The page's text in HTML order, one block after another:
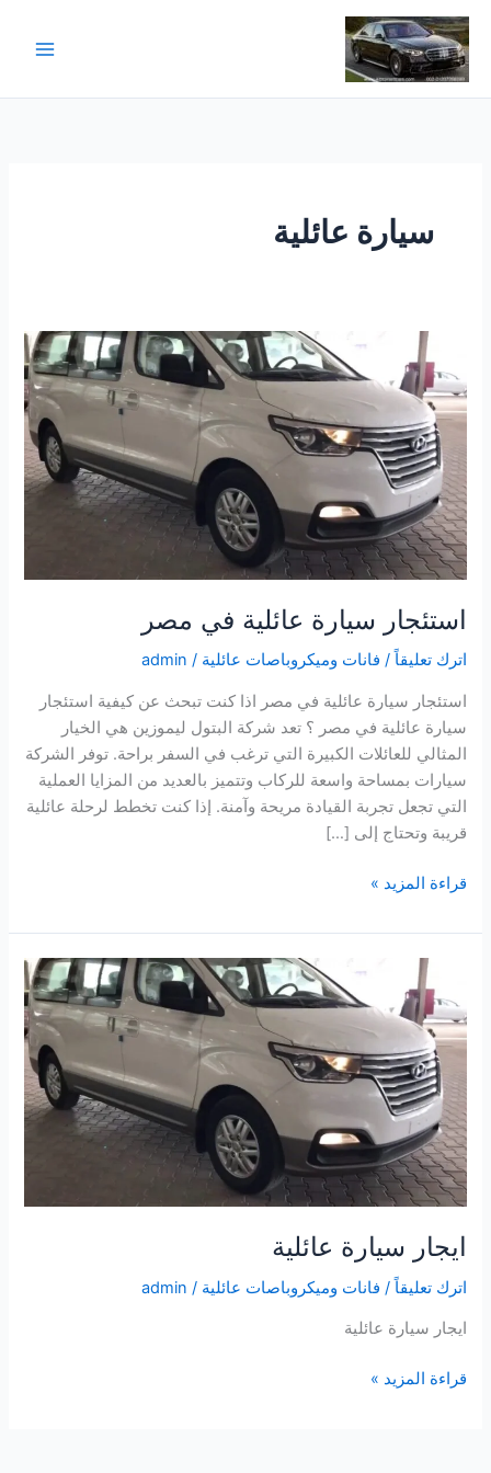
تخطي
إلى
المحتوى
سيارة عائلية
استئجار سيارة عائلية في مصر
اترك تعليقاً / فانات وميكروباصات عائلية /
admin
استئجار سيارة عائلية في مصر اذا كنت تبحث عن كيفية استئجار
سيارة عائلية في مصر ؟ تعد شركة البتول ليموزين هي الخيار
المثالي للعائلات الكبيرة التي ترغب في السفر براحة. توفر الشركة
سيارات بمساحة واسعة للركاب وتتميز بالعديد من المزايا العملية
التي تجعل تجربة القيادة مريحة وآمنة. إذا كنت تخطط لرحلة عائلية
قريبة وتحتاج إلى […]
استئجار
سيارة
عائلية
في
مصر
قراءة المزيد »
ايجار سيارة عائلية
اترك تعليقاً / فانات وميكروباصات عائلية /
admin
ايجار سيارة عائلية
سيارة
عائلية
قراءة المزيد »